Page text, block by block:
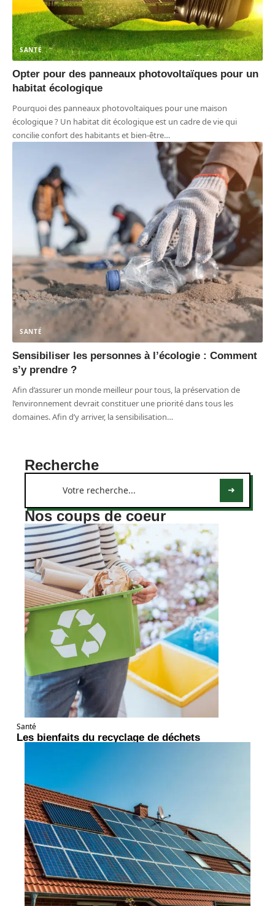
SANTÉ
Opter pour des panneaux photovoltaïques pour un
habitat écologique
Pourquoi des panneaux photovoltaïques pour une maison
écologique ? Un habitat dit écologique est un cadre de vie qui
concilie confort des habitants et bien-être…
SANTÉ
Sensibiliser les personnes à l’écologie : Comment
s’y prendre ?
Afin d’assurer un monde meilleur pour tous, la préservation de
l’environnement devrait constituer une priorité dans tous les
domaines. Afin d’y arriver, la sensibilisation…
Recherche
Nos coups de coeur
Santé
Les bienfaits du recyclage de déchets